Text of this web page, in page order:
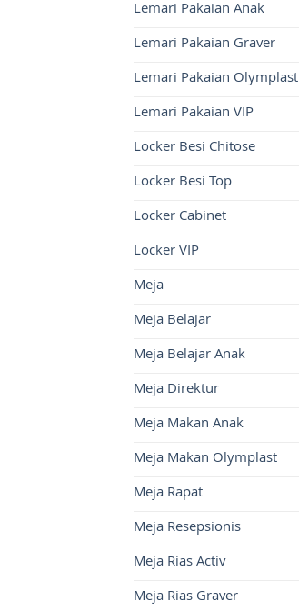
Lemari Pakaian Anak
Lemari Pakaian Graver
Lemari Pakaian Olymplast
Lemari Pakaian VIP
Locker Besi Chitose
Locker Besi Top
Locker Cabinet
Locker VIP
Meja
Meja Belajar
Meja Belajar Anak
Meja Direktur
Meja Makan Anak
Meja Makan Olymplast
Meja Rapat
Meja Resepsionis
Meja Rias Activ
Meja Rias Graver